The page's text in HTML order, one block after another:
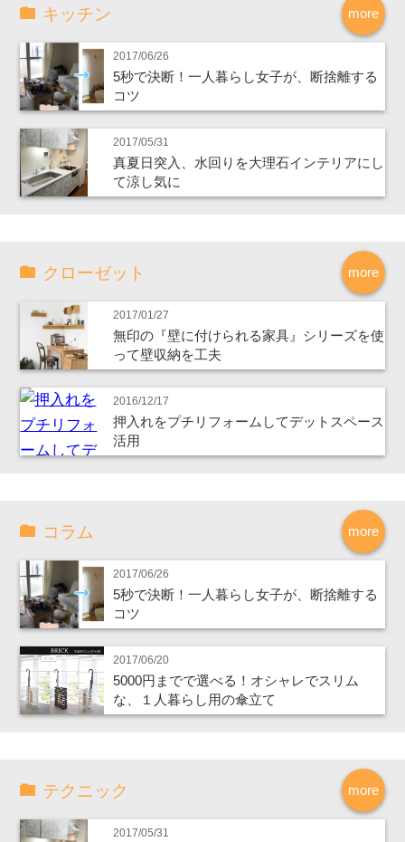
more
キッチン
2017/06/26
5秒で決断！一人暮らし女子が、断捨離する
コツ
2017/05/31
真夏日突入、水回りを大理石インテリアにし
て涼し気に
more
クローゼット
2017/01/27
無印の『壁に付けられる家具』シリーズを使
って壁収納を工夫
2016/12/17
押入れをプチリフォームしてデットスペース
活用
more
コラム
2017/06/26
5秒で決断！一人暮らし女子が、断捨離する
コツ
2017/06/20
5000円までで選べる！オシャレでスリム
な、１人暮らし用の傘立て
more
テクニック
2017/05/31